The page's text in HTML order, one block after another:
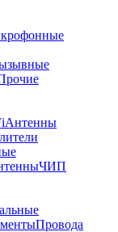
Антенны
ЧИП
Провода